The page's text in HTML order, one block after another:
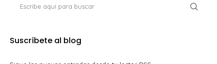
Suscríbete al blog